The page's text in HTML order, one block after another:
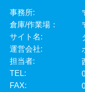
事務所:
倉庫/作業場：
サイト名:
運営会社:
担当者:
TEL:
FAX: